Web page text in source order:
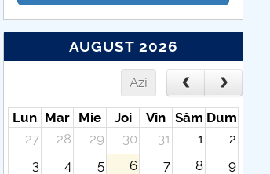
AUGUST 2026
Azi
Lun Mar Mie Joi Vin Sâm Dum
27
28 29 30 31 1
2
3
4 5 6 7 8
9